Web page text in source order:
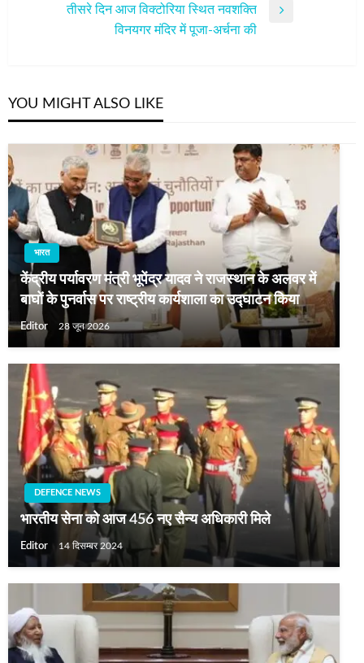
तीसरे दिन आज विक्टोरिया स्थित नवशक्ति
विनयगर मंदिर में पूजा-अर्चना की
YOU MIGHT ALSO LIKE
भारत
केंद्रीय पर्यावरण मंत्री भूपेंद्र यादव ने राजस्थान के अलवर में
बाघों के पुनर्वास पर राष्ट्रीय कार्यशाला का उद्घाटन किया
Editor 28 जून 2026
DEFENCE NEWS
भारतीय सेना को आज 456 नए सैन्य अधिकारी मिले
Editor 14 दिसम्बर 2024